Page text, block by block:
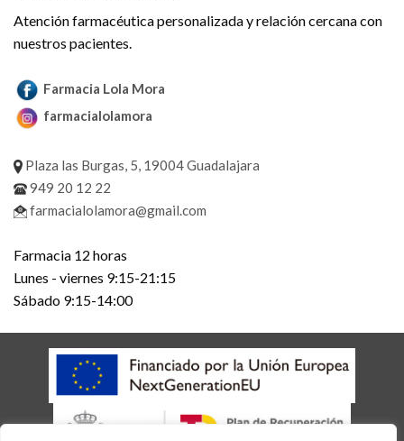
Atención farmacéutica personalizada y relación cercana con
nuestros pacientes.
Farmacia Lola Mora
farmacialolamora
Plaza las Burgas, 5, 19004 Guadalajara
949 20 12 22
farmacialolamora@gmail.com
Farmacia 12 horas
Lunes - viernes 9:15-21:15
Sábado 9:15-14:00